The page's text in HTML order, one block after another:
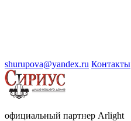
shurupova@yandex.ru Контакты
официальный партнер Arlight